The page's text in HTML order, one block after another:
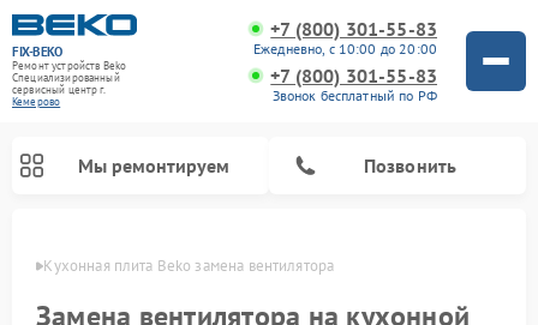
FIX-BEKO
Ремонт устройств Beko
Специализированный
cервисный центр г.
Кемерово
+7 (800) 301-55-83
Ежедневно, с 10:00 до 20:00
+7 (800) 301-55-83
Звонок бесплатный по РФ
Мы ремонтируем Позвонить
Кухонная плита Beko замена вентилятора
Замена вентилятора на кухонной